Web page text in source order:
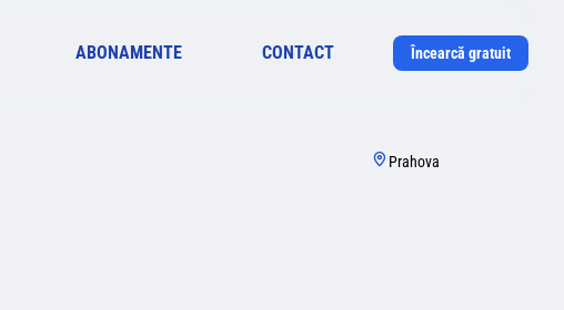
ABONAMENTE CONTACT Încearcă gratuit
Prahova